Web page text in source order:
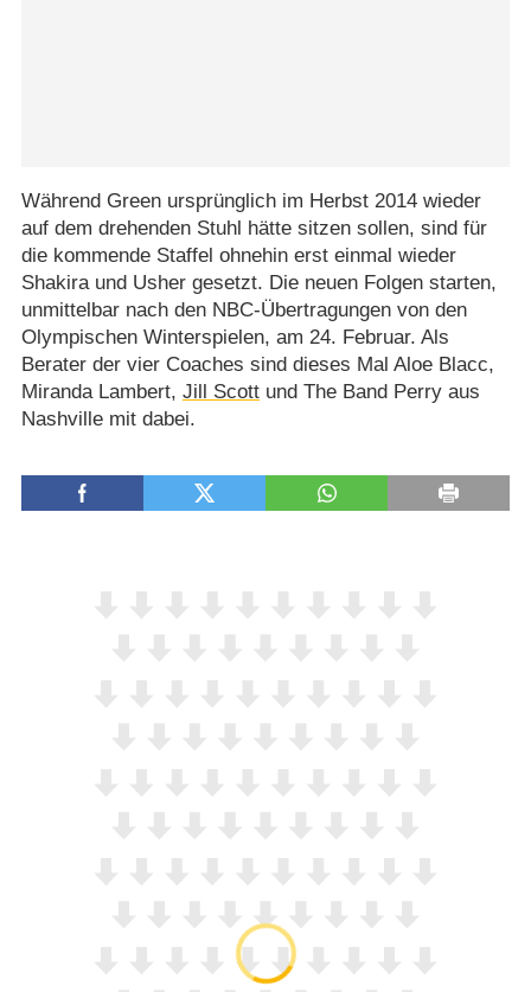
Während Green ursprünglich im Herbst 2014 wieder
auf dem drehenden Stuhl hätte sitzen sollen, sind für
die kommende Staffel ohnehin erst einmal wieder
Shakira und Usher gesetzt. Die neuen Folgen starten,
unmittelbar nach den NBC-Übertragungen von den
Olympischen Winterspielen, am 24. Februar. Als
Berater der vier Coaches sind dieses Mal Aloe Blacc,
Miranda Lambert, Jill Scottund The Band Perry aus
Nashville mit dabei.